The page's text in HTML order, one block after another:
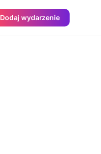
Dodaj wydarzenie